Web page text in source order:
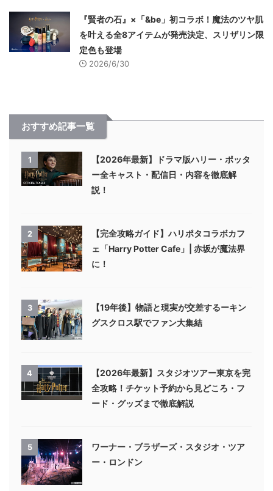
『賢者の石』×「&be」初コラボ！魔法のツヤ肌
を叶える全8アイテムが発売決定、スリザリン限
定色も登場
2026/6/30
おすすめ記事一覧
1
【2026年最新】ドラマ版ハリー・ポッタ
ー全キャスト・配信日・内容を徹底解
説！
2
【完全攻略ガイド】ハリポタコラボカフ
ェ「Harry Potter Cafe」| 赤坂が魔法界
に！
3
【19年後】物語と現実が交差するーキン
グスクロス駅でファン大集結
4
【2026年最新】スタジオツアー東京を完
全攻略！チケット予約から見どころ・フ
ード・グッズまで徹底解説
5
ワーナー・ブラザーズ・スタジオ・ツア
ー・ロンドン